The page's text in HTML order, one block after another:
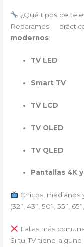
¿Qué tipos de
Reparamos
modernos:
TV LED
Smart TV
TV LCD
TV OLED
TV QLED
Pantallas 4K
Chicos, medianos
(32”, 43”, 50”, 55”,
Fallas más
Si tu TV tiene